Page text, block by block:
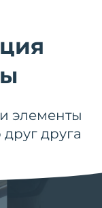
элементы
друга